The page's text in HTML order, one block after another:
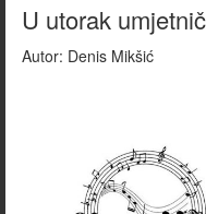
U utorak
Autor: Denis Mikšić